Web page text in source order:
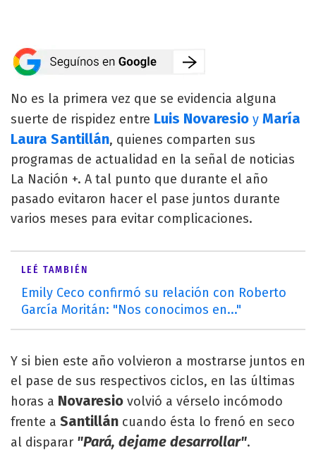
No es la primera vez que se evidencia alguna
suerte de rispidez entre Luis Novaresio y María
Laura Santillán, quienes comparten sus
programas de actualidad en la señal de noticias
La Nación +. A tal punto que durante el año
pasado evitaron hacer el pase juntos durante
varios meses para evitar complicaciones.
LEÉ TAMBIÉN
Emily Ceco confirmó su relación con Roberto
García Moritán: "Nos conocimos en..."
Y si bien este año volvieron a mostrarse juntos en
el pase de sus respectivos ciclos, en las últimas
horas a Novaresio volvió a vérselo incómodo
frente a Santillán cuando ésta lo frenó en seco
al disparar "Pará, dejame desarrollar".